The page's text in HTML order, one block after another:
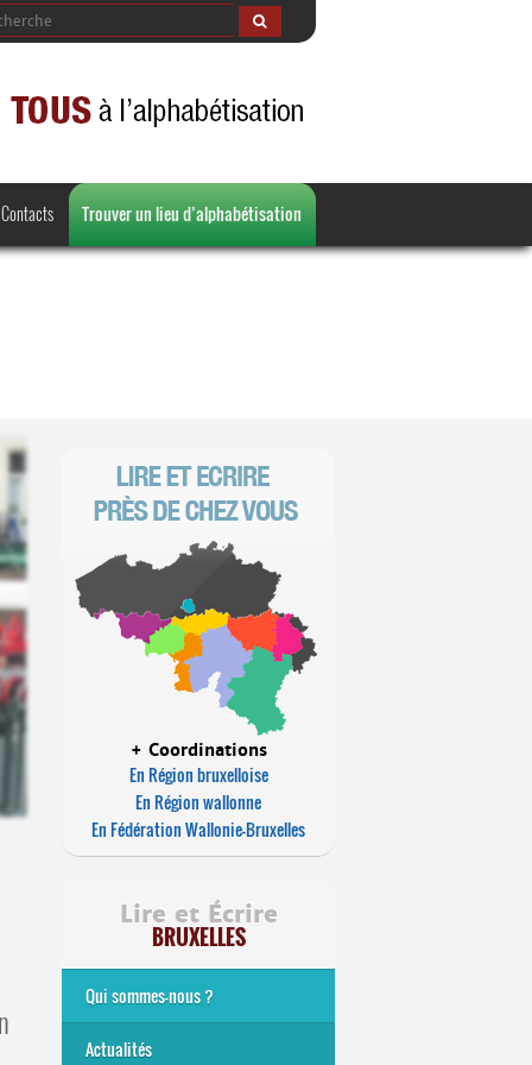
Contacts Trouver un lieu d’alphabétisation
+ Coordinations
En Région bruxelloise
En Région wallonne
En Fédération Wallonie-Bruxelles
Lire et Écrire
BRUXELLES
Qui sommes-nous ?
Analphabétisme et illettrisme
L’alphabétisation populaire
Le mouvement Lire et Écrire
Nos missions
... Tous les articles
Actualités